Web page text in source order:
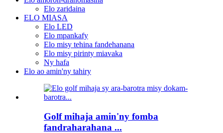
Elo zaridaina
ELO MIASA
Elo LED
Elo mpankafy
Elo misy tehina fandehanana
Elo misy pirinty miavaka
Ny hafa
Elo ao amin'ny tahiry
Golf mihaja amin'ny fomba
fandraharahana ...